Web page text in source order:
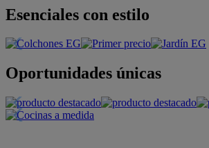
Esenciales con estilo
Oportunidades únicas